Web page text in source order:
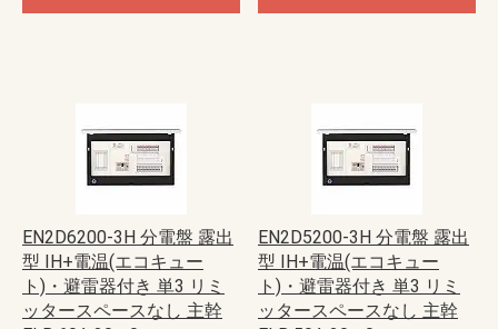
EN2D6200-3H 分電盤 露出
型 IH+電温(エコキュー
ト)・避雷器付き 単3 リミ
ッタースペースなし 主幹
EN2D5200-3H 分電盤 露出
型 IH+電温(エコキュー
ト)・避雷器付き 単3 リミ
ッタースペースなし 主幹